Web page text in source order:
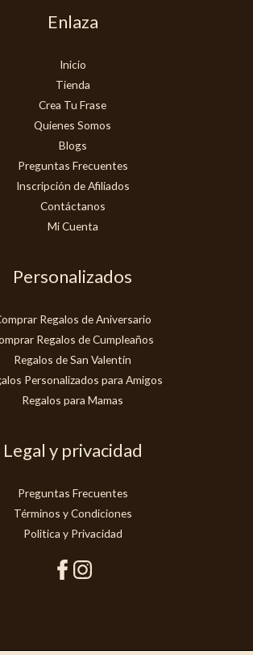
Enlaza
Inicio
Tienda
Crea Tu Frase
Quienes Somos
Blogs
Preguntas Frecuentes
Inscripción de Afiliados
Contáctanos
Mi Cuenta
Personalizados
Regalos de Aniversario
Regalos de Cumpleaños
Regalos de San Valentín
Personalizados para Amigos
Regalos para Mamas
Legal y privacidad
Preguntas Frecuentes
Términos y Condiciones
Politica y Privacidad